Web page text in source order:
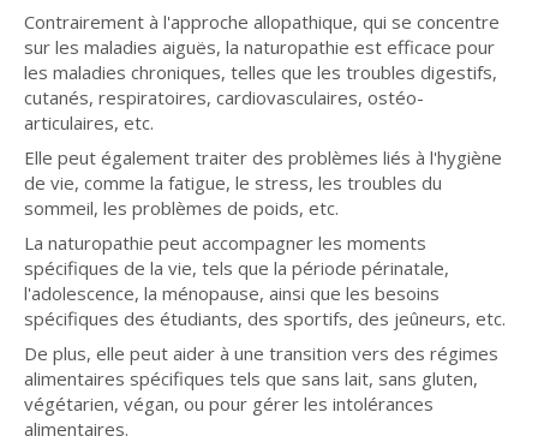
Contrairement à l'approche allopathique, qui se concentre
sur les maladies aiguës, la naturopathie est efficace pour
les maladies chroniques, telles que les troubles digestifs,
cutanés, respiratoires, cardiovasculaires, ostéo-
articulaires, etc.
Elle peut également traiter des problèmes liés à l'hygiène
de vie, comme la fatigue, le stress, les troubles du
sommeil, les problèmes de poids, etc.
La naturopathie peut accompagner les moments
spécifiques de la vie, tels que la période périnatale,
l'adolescence, la ménopause, ainsi que les besoins
spécifiques des étudiants, des sportifs, des jeûneurs, etc.
De plus, elle peut aider à une transition vers des régimes
alimentaires spécifiques tels que sans lait, sans gluten,
végétarien, végan, ou pour gérer les intolérances
alimentaires.